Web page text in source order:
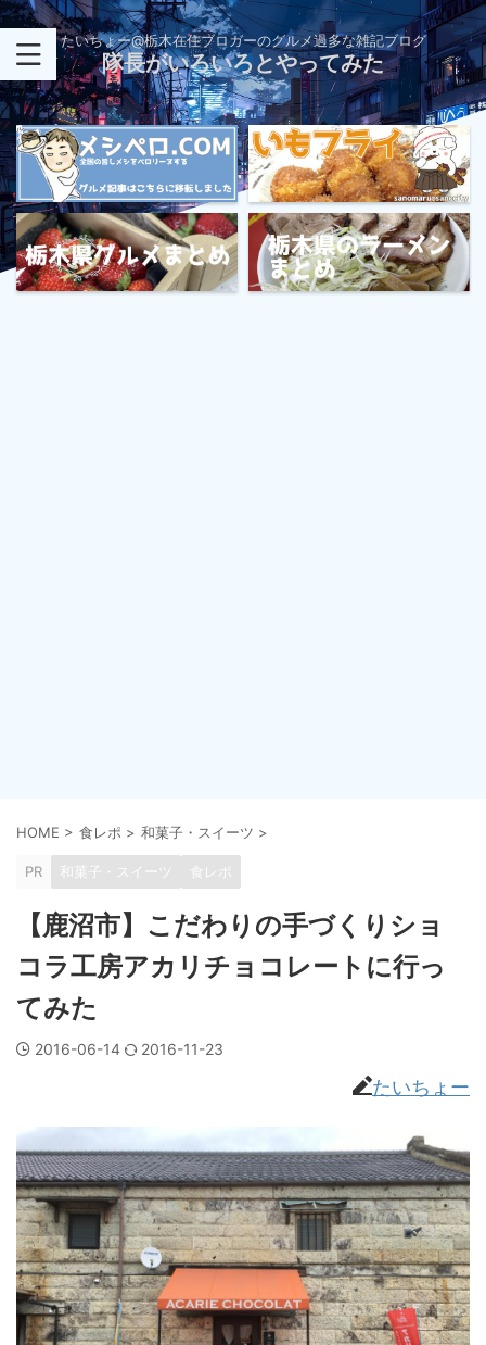
たいちょー@栃木在住ブロガーのグルメ過多な雑記ブログ
隊長がいろいろとやってみた
HOME > 食レポ > 和菓子・スイーツ >
PR 和菓子・スイーツ 食レポ
【鹿沼市】こだわりの手づくりショ
コラ工房アカリチョコレートに行っ
てみた
2016-06-14 2016-11-23
たいちょー